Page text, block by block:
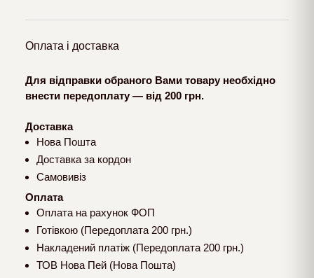
Оплата і доставка
Для відправки обраного Вами товару необхідно
внести передоплату — від 200 грн.
Доставка
Нова Пошта
Доставка за кордон
Самовивіз
Оплата
Оплата на рахунок ФОП
Готівкою (Передоплата 200 грн.)
Накладений платіж (Передоплата 200 грн.)
ТОВ Нова Пей (Нова Пошта)